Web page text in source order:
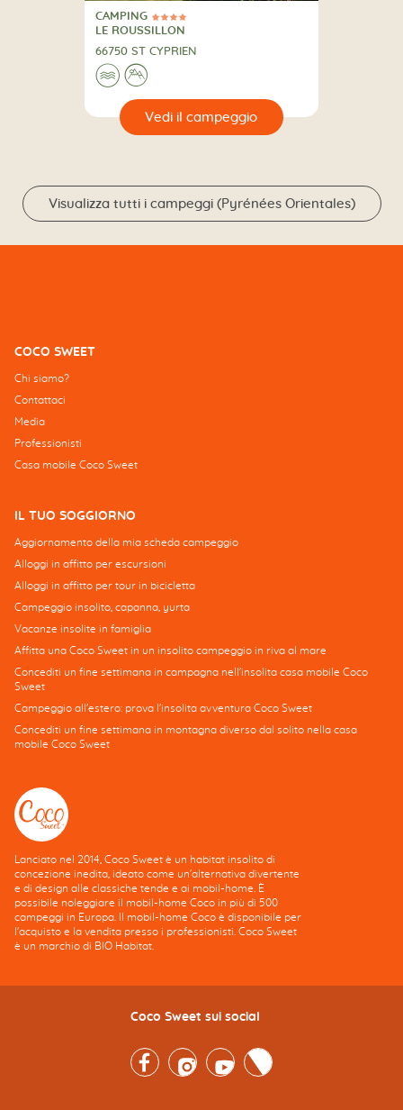
4 Stelle
CAMPING
CAMPING
LE ROUSSILLON
66750 ST CYPRIEN
🌊⛰
Visualizza tutti i campeggi (Pyrénées Orientales)
COCO SWEET
Chi siamo?
Contattaci
Media
Professionisti
Casa mobile Coco Sweet
IL TUO SOGGIORNO
Aggiornamento della mia scheda campeggio
Alloggi in affitto per escursioni
Alloggi in affitto per tour in bicicletta
Campeggio insolito, capanna, yurta
Vacanze insolite in famiglia
Affitta una Coco Sweet in un insolito campeggio in riva al mare
Concediti un fine settimana in campagna nell'insolita casa mobile Coco
Sweet
Campeggio all'estero: prova l'insolita avventura Coco Sweet
Concediti un fine settimana in montagna diverso dal solito nella casa
mobile Coco Sweet
Lanciato nel 2014, Coco Sweet è un habitat insolito di
concezione inedita, ideato come un'alternativa divertente
e di design alle classiche tende e ai mobil-home. È
possibile noleggiare il mobil-home Coco in più di 500
campeggi in Europa. Il mobil-home Coco è disponibile per
l'acquisto e la vendita presso i professionisti. Coco Sweet
è un marchio di BIO Habitat.
Coco Sweet sui social
FacebookInstagramYoutubeTwitter